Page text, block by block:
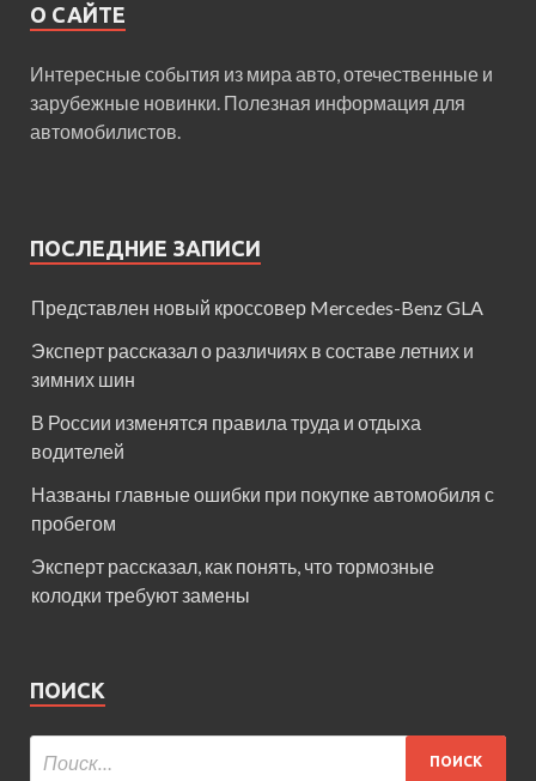
О САЙТЕ
Интересные события из мира авто, отечественные и
зарубежные новинки. Полезная информация для
автомобилистов.
ПОСЛЕДНИЕ ЗАПИСИ
Представлен новый кроссовер Mercedes-Benz GLA
Эксперт рассказал о различиях в составе летних и
зимних шин
В России изменятся правила труда и отдыха
водителей
Названы главные ошибки при покупке автомобиля с
пробегом
Эксперт рассказал, как понять, что тормозные
колодки требуют замены
ПОИСК